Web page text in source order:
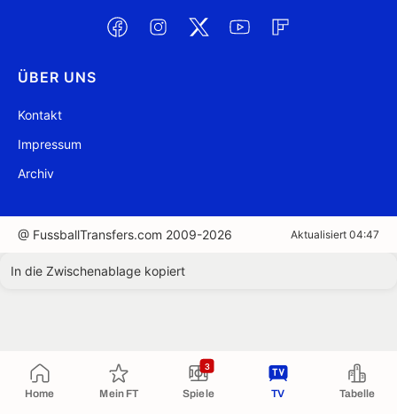
Home Mein FT Spiele
3
TV Tabelle
ÜBER UNS
Kontakt
Impressum
Archiv
@ FussballTransfers.com 2009-2026 Aktualisiert 04:47
In die Zwischenablage kopiert